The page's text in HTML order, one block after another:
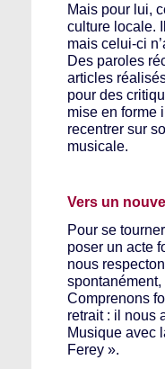
Mais pour lui,
culture locale.
mais celui-ci
Des paroles
articles
pour des
mise en forme
recentrer sur
musicale.
Vers un
Pour se
poser un acte
nous
Comprenons
retrait : il nous
Musique avec
Ferey ».